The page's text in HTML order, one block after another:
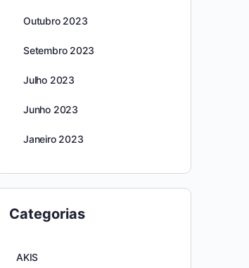
Outubro 2023
Setembro 2023
Julho 2023
Junho 2023
Janeiro 2023
Categorias
AKIS